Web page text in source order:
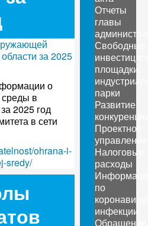
за 2025
о
в
2025 год
в сети
ohrana-i-
sredy/
Отчеты
главы
Свободные
площадки,
парки
Развитие
Проектное
управление
Налоговые
расходы
по
инфекции
Обращение